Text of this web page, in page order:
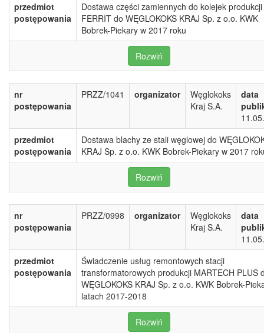
przedmiot
postępowania
Dostawa części zamiennych do kolejek produkcji
FERRIT do WĘGLOKOKS KRAJ Sp. z o.o. KWK
Bobrek-Piekary w 2017 roku
Rozwiń
nr
postępowania
PRZZ/1041 organizator
Węglokoks
Kraj S.A.
data
przedmiot
postępowania
Dostawa blachy ze stali węglowej do
KRAJ Sp. z o.o. KWK Bobrek-Piekary w 2017
Rozwiń
nr
postępowania
PRZZ/0998 organizator
Węglokoks
Kraj S.A.
data
przedmiot
postępowania
Świadczenie usług remontowych stacji
transformatorowych produkcji MARTECH PLUS
WĘGLOKOKS KRAJ Sp. z o.o. KWK Bobrek-
latach 2017-2018
Rozwiń